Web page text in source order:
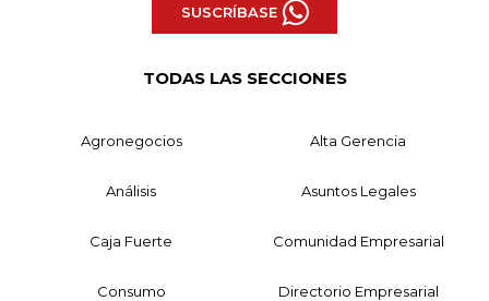
SUSCRÍBASE
TODAS LAS SECCIONES
Agronegocios Alta Gerencia
Análisis Asuntos Legales
Caja Fuerte Comunidad Empresarial
Consumo Directorio Empresarial